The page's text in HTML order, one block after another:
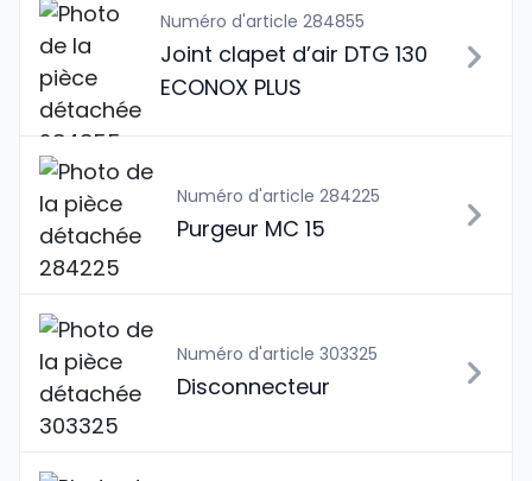
Numéro d'article 284855
Joint clapet d’air DTG 130
ECONOX PLUS
Numéro d'article 284225
Purgeur MC 15
Numéro d'article 303325
Disconnecteur